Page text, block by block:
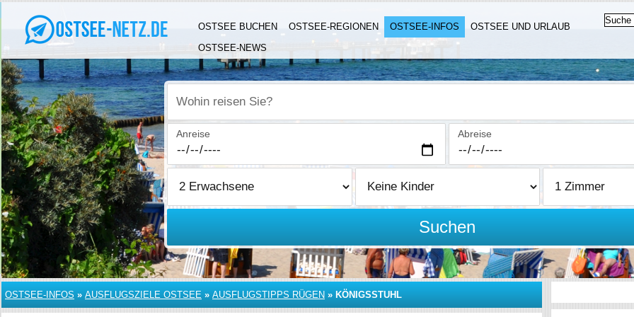
OSTSEE BUCHEN OSTSEE-REGIONEN OSTSEE-INFOS
OSTSEE UND URLAUB
OSTSEE-NEWS
Wohin reisen Sie?
Anreise Abreise
Suchen
OSTSEE-INFOS » AUSFLUGSZIELE OSTSEE » AUSFLUGSTIPPS RÜGEN » KÖNIGSSTUHL